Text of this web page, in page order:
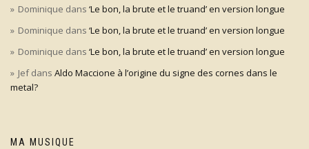
Dominique dans ‘Le bon, la brute et le truand’ en version longue
Dominique dans ‘Le bon, la brute et le truand’ en version longue
Dominique dans ‘Le bon, la brute et le truand’ en version longue
Jefdans Aldo Maccione à l’origine du signe des cornes dans le
metal?
MA MUSIQUE